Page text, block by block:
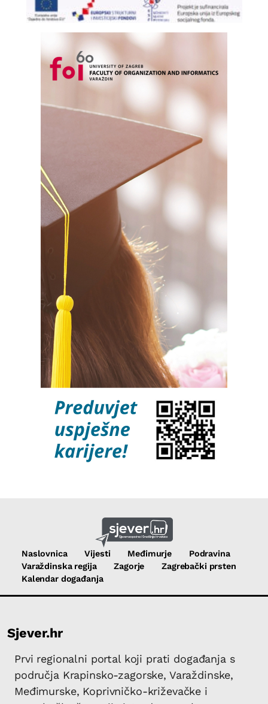
Naslovnica Vijesti Međimurje
Podravina
Varaždinska regija
Zagorje
Zagrebački prsten
Kalendar događanja
Sjever.hr
Prvi regionalni portal koji prati događanja s
područja Krapinsko-zagorske, Varaždinske,
Međimurske, Koprivničko-križevačke i